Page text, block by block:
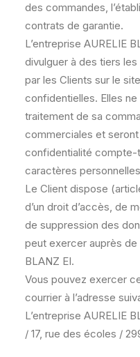
des commandes,
contrats de garantie.
L’entreprise AURELIE
divulguer à des tiers
par les Clients sur le
confidentielles. Elles
traitement de sa
commerciales et
confidentialité compte-
caractères
Le Client dispose
d’un droit d’accès, de
de suppression des
peut exercer auprès de
BLANZ EI.
Vous pouvez exercer
courrier à l’adresse
L’entreprise AURELIE
/ 17, rue des écoles /